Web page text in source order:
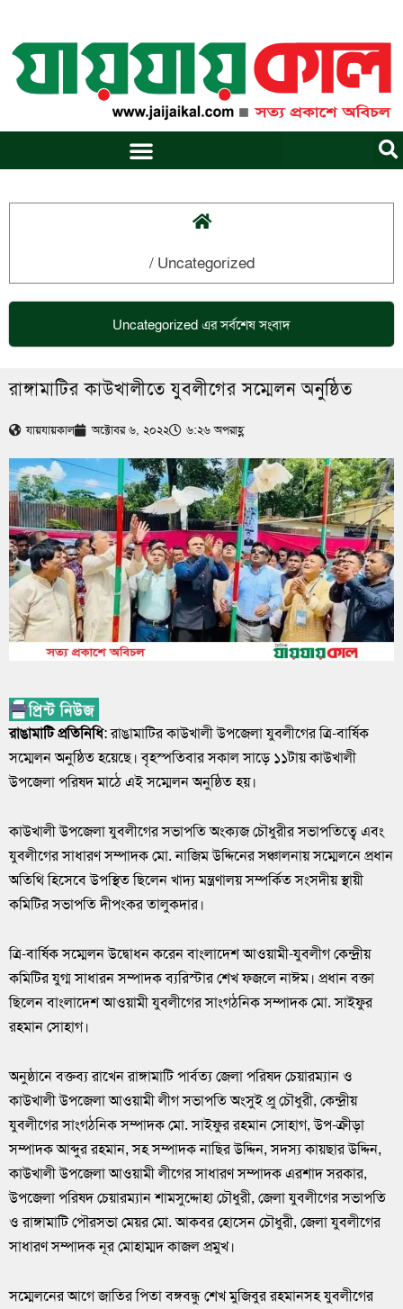
content
/ Uncategorized
Uncategorized এর সর্বশেষ সংবাদ
রাঙ্গামাটির কাউখালীতে যুবলীগের সম্মেলন অনুষ্ঠিত
যায়যায়কাল অক্টোবর ৬, ২০২২ ৬:২৬ অপরাহ্ণ
রাঙামাটি প্রতিনিধি: রাঙামাটির কাউখালী উপজেলা যুবলীগের ত্রি-বার্ষিক
সম্মেলন অনুষ্ঠিত হয়েছে। বৃহস্পতিবার সকাল সাড়ে ১১টায় কাউখালী
উপজেলা পরিষদ মাঠে এই সম্মেলন অনুষ্ঠিত হয়।
কাউখালী উপজেলা যুবলীগের সভাপতি অংক্যজ চৌধুরীর সভাপতিত্বে এবং
যুবলীগের সাধারণ সম্পাদক মো. নাজিম উদ্দিনের সঞ্চালনায় সম্মেলনে প্রধান
অতিথি হিসেবে উপস্থিত ছিলেন খাদ্য মন্ত্রণালয় সম্পর্কিত সংসদীয় স্থায়ী
কমিটির সভাপতি দীপংকর তালুকদার।
ত্রি-বার্ষিক সম্মেলন উদ্বোধন করেন বাংলাদেশ আওয়ামী-যুবলীগ কেন্দ্রীয়
কমিটির যুগ্ম সাধারন সম্পাদক ব্যরিস্টার শেখ ফজলে নাঈম। প্রধান বক্তা
ছিলেন বাংলাদেশ আওয়ামী যুবলীগের সাংগঠনিক সম্পাদক মো. সাইফুর
রহমান সোহাগ।
অনুষ্ঠানে বক্তব্য রাখেন রাঙ্গামাটি পার্বত্য জেলা পরিষদ চেয়ারম্যান ও
কাউখালী উপজেলা আওয়ামী লীগ সভাপতি অংসুই প্রু চৌধুরী, কেন্দ্রীয়
যুবলীগের সাংগঠনিক সম্পাদক মো. সাইফুর রহমান সোহাগ, উপ-ক্রীড়া
সম্পাদক আব্দুর রহমান, সহ সম্পাদক নাছির উদ্দিন, সদস্য কায়ছার উদ্দিন,
কাউখালী উপজেলা আওয়ামী লীগের সাধারণ সম্পাদক এরশাদ সরকার,
উপজেলা পরিষদ চেয়ারম্যান শামসুদ্দোহা চৌধুরী, জেলা যুবলীগের সভাপতি
ও রাঙ্গামাটি পৌরসভা মেয়র মো. আকবর হোসেন চৌধুরী, জেলা যুবলীগের
সাধারণ সম্পাদক নূর মোহাম্মদ কাজল প্রমুখ।
সম্মেলনের আগে জাতির পিতা বঙ্গবন্ধু শেখ মুজিবুর রহমানসহ যুবলীগের